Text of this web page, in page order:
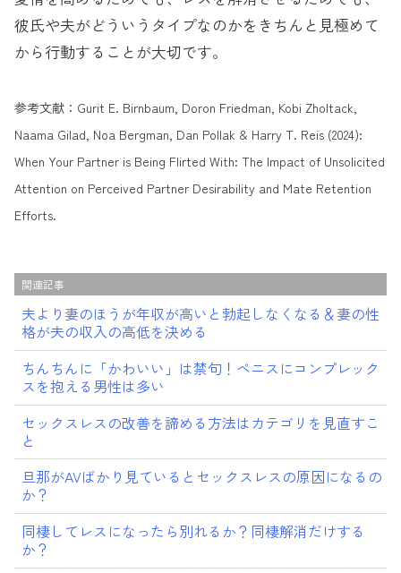
彼氏や夫がどういうタイプなのかをきちんと見極めて
から行動することが大切です。
参考文献：Gurit E. Birnbaum, Doron Friedman, Kobi Zholtack,
Naama Gilad, Noa Bergman, Dan Pollak & Harry T. Reis (2024):
When Your Partner is Being Flirted With: The Impact of Unsolicited
Attention on Perceived Partner Desirability and Mate Retention
Efforts.
関連記事
夫より妻のほうが年収が高いと勃起しなくなる＆妻の性
格が夫の収入の高低を決める
ちんちんに「かわいい」は禁句！ペニスにコンプレック
スを抱える男性は多い
セックスレスの改善を諦める方法はカテゴリを見直すこ
と
旦那がAVばかり見ているとセックスレスの原因になるの
か？
同棲してレスになったら別れるか？同棲解消だけする
か？